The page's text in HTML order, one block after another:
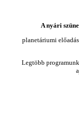
A nyári
planetáriumi
Legtöbb